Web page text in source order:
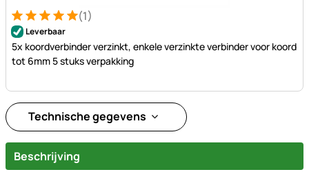
Beoordeling: 5 van 5 (1 beoordelingen)
1 Bewertung (1)
Leverbaar
5x koordverbinder verzinkt, enkele verzinkte verbinder voor koord
tot 6mm 5 stuks verpakking
Technische gegevens
Beschrijving